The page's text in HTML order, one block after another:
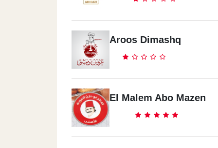
Aroos Dimashq
El Malem Abo Mazen